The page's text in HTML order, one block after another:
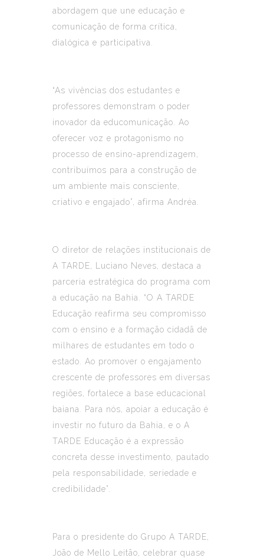
abordagem que une educação e
comunicação de forma crítica,
dialógica e participativa.
“As vivências dos estudantes e
professores demonstram o poder
inovador da educomunicação. Ao
oferecer voz e protagonismo no
processo de ensino-aprendizagem,
contribuímos para a construção de
um ambiente mais consciente,
criativo e engajado”, afirma Andréa.
O diretor de relações institucionais de
A TARDE, Luciano Neves, destaca a
parceria estratégica do programa com
a educação na Bahia. “O A TARDE
Educação reafirma seu compromisso
com o ensino e a formação cidadã de
milhares de estudantes em todo o
estado. Ao promover o engajamento
crescente de professores em diversas
regiões, fortalece a base educacional
baiana. Para nós, apoiar a educação é
investir no futuro da Bahia, e o A
TARDE Educação é a expressão
concreta desse investimento, pautado
pela responsabilidade, seriedade e
credibilidade”.
Para o presidente do Grupo A TARDE,
João de Mello Leitão, celebrar quase